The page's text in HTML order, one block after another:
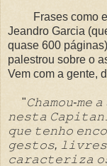
Frases como
Jeandro Garcia
quase 600
palestrou sobre o
Vem com a gente,
"𝙲𝚑𝚊𝚖𝚘𝚞-𝚖𝚎 𝚊
𝚗𝚎𝚜𝚝𝚊
𝚚𝚞𝚎 𝚝𝚎𝚗𝚑𝚘
𝚐𝚎𝚜𝚝𝚘𝚜,
𝚌𝚊𝚛𝚊𝚌𝚝𝚎𝚛𝚒𝚣𝚊